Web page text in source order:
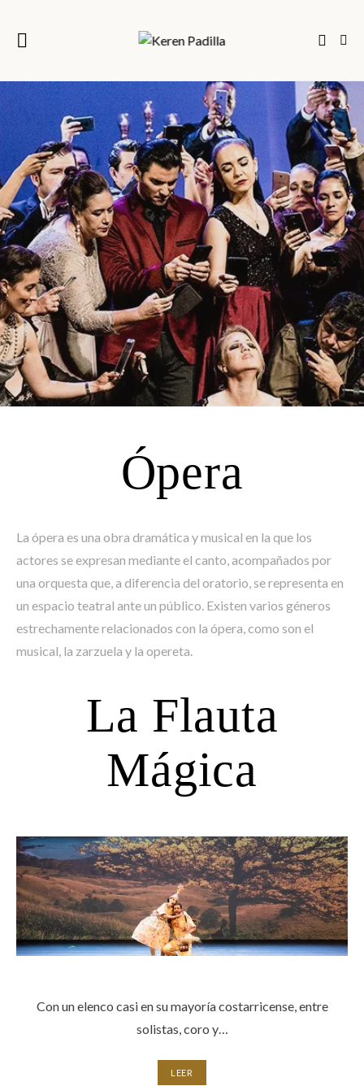
Ópera
La ópera es una obra dramática y musical en la que los
actores se expresan mediante el canto, acompañados por
una orquesta que, a diferencia del oratorio, se representa en
un espacio teatral ante un público. Existen varios géneros
estrechamente relacionados con la ópera, como son el
musical, la zarzuela y la opereta.
La Flauta
Mágica
Con un elenco casi en su mayoría costarricense, entre
solistas, coro y…
LEER